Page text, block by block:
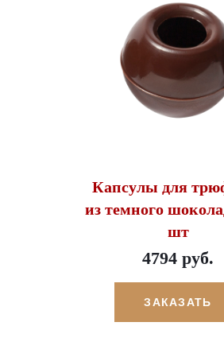
Капсулы для
из темного
шт
4794 руб.
ЗАКАЗАТЬ